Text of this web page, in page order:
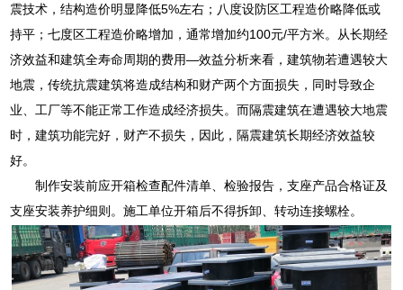
震技术，结构造价明显降低5%左右；八度设防区工程造价略降低或
持平；七度区工程造价略增加，通常增加约100元/平方米。从长期经
济效益和建筑全寿命周期的费用—效益分析来看，建筑物若遭遇较大
地震，传统抗震建筑将造成结构和财产两个方面损失，同时导致企
业、工厂等不能正常工作造成经济损失。而隔震建筑在遭遇较大地震
时，建筑功能完好，财产不损失，因此，隔震建筑长期经济效益较
好。
制作安装前应开箱检查配件清单、检验报告，支座产品合格证及
支座安装养护细则。施工单位开箱后不得拆卸、转动连接螺栓。